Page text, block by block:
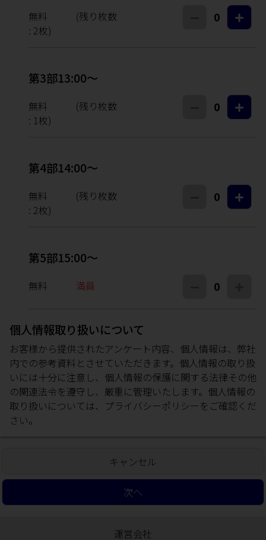
無料
(残り枚数
: 2枚)
0
第3部13:00～
無料
(残り枚数
: 1枚)
0
第4部14:00～
無料
(残り枚数
: 2枚)
0
第5部15:00～
無料 満員 0
個人情報取り扱いについて
お客様から提供されたアンケート内容、個人情報は、弊社
内での参考資料とさせていただきます。個人情報の取り扱
いには十分に注意し、個人情報の保護に関する法律その他
の関連法令を遵守し、厳重に管理いたします。個人情報の
取り扱いについては、 プライバシーポリシーをご確認くだ
さい。
キャンセル
次へ
運営会社